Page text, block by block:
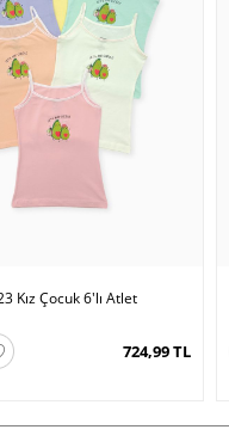
Kız Çocuk 6'lı Atlet
724,99 TL